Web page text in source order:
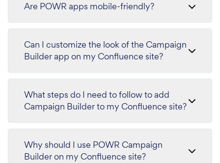
Are POWR apps mobile-friendly?
Can I customize the look of the Campaign
Builder app on my Confluence site?
What steps do I need to follow to add
Campaign Builder to my Confluence site?
Why should I use POWR Campaign
Builder on my Confluence site?